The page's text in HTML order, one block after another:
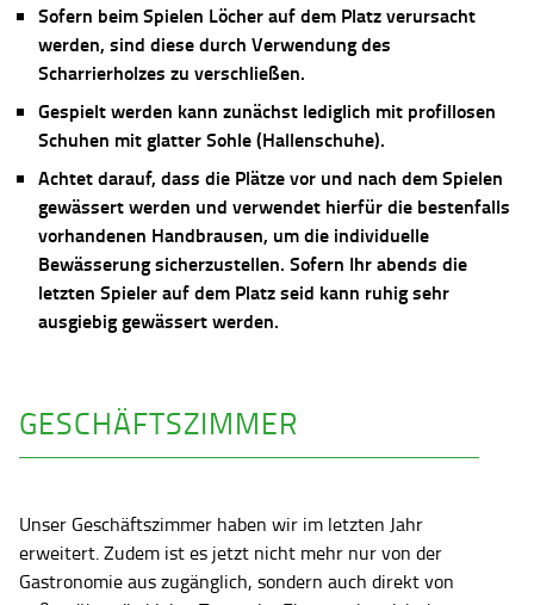
Sofern beim Spielen Löcher auf dem Platz verursacht
werden, sind diese durch Verwendung des
Scharrierholzes zu verschließen.
Gespielt werden kann zunächst lediglich mit profillosen
Schuhen mit glatter Sohle (Hallenschuhe).
Achtet darauf, dass die Plätze vor und nach dem Spielen
gewässert werden und verwendet hierfür die bestenfalls
vorhandenen Handbrausen, um die individuelle
Bewässerung sicherzustellen. Sofern Ihr abends die
letzten Spieler auf dem Platz seid kann ruhig sehr
ausgiebig gewässert werden.
GESCHÄFTSZIMMER
Unser Geschäftszimmer haben wir im letzten Jahr
erweitert. Zudem ist es jetzt nicht mehr nur von der
Gastronomie aus zugänglich, sondern auch direkt von